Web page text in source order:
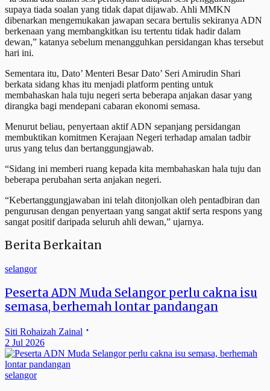
supaya tiada soalan yang tidak dapat dijawab. Ahli MMKN
dibenarkan mengemukakan jawapan secara bertulis sekiranya ADN
berkenaan yang membangkitkan isu tertentu tidak hadir dalam
dewan,” katanya sebelum menangguhkan persidangan khas tersebut
hari ini.
Sementara itu, Dato’ Menteri Besar Dato’ Seri Amirudin Shari
berkata sidang khas itu menjadi platform penting untuk
membahaskan hala tuju negeri serta beberapa anjakan dasar yang
dirangka bagi mendepani cabaran ekonomi semasa.
Menurut beliau, penyertaan aktif ADN sepanjang persidangan
membuktikan komitmen Kerajaan Negeri terhadap amalan tadbir
urus yang telus dan bertanggungjawab.
“Sidang ini memberi ruang kepada kita membahaskan hala tuju dan
beberapa perubahan serta anjakan negeri.
“Kebertanggungjawaban ini telah ditonjolkan oleh pentadbiran dan
pengurusan dengan penyertaan yang sangat aktif serta respons yang
sangat positif daripada seluruh ahli dewan,” ujarnya.
Berita Berkaitan
selangor
Peserta ADN Muda Selangor perlu cakna isu
semasa, berhemah lontar pandangan
Siti Rohaizah Zainal
2 Jul 2026
selangor